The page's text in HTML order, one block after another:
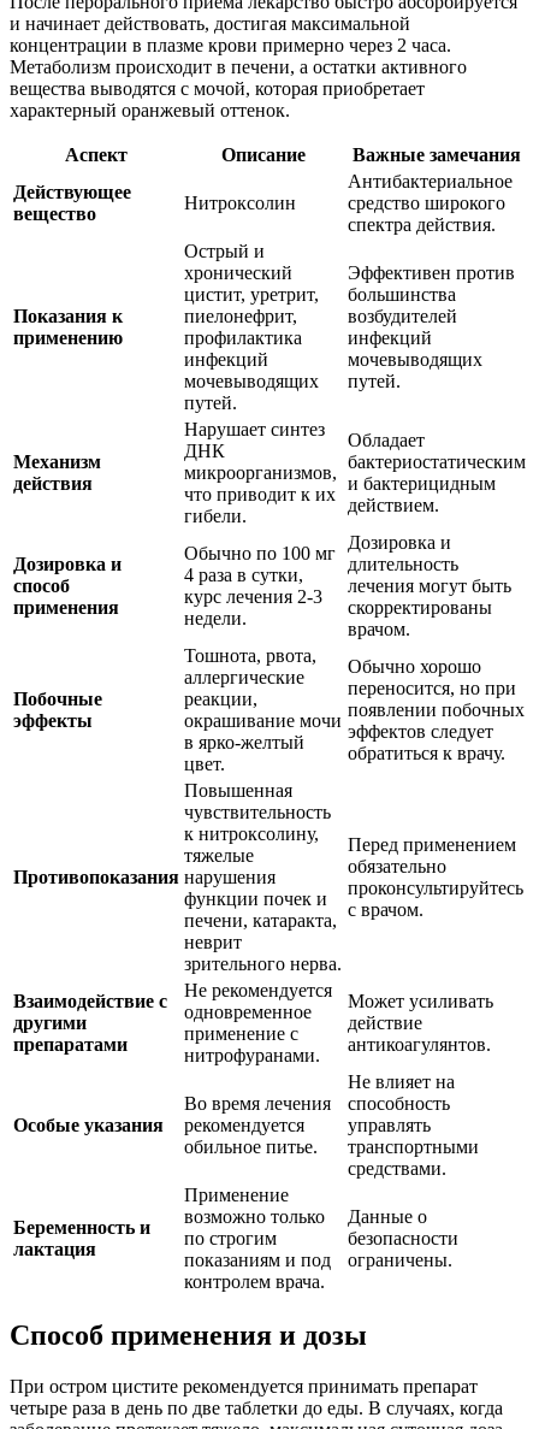
и начинает действовать, достигая максимальной
концентрации в плазме крови примерно через 2 часа.
Метаболизм происходит в печени, а остатки активного
вещества выводятся с мочой, которая приобретает
характерный оранжевый оттенок.
Аспект Описание
Важные замечания
Действующее
вещество
Нитроксолин
Антибактериальное
средство широкого
спектра действия.
Показания к
применению
Острый и
хронический
цистит, уретрит,
пиелонефрит,
профилактика
инфекций
мочевыводящих
путей.
Эффективен против
большинства
возбудителей
инфекций
мочевыводящих
путей.
Механизм
действия
Нарушает синтез
ДНК
микроорганизмов,
что приводит к их
гибели.
Обладает
бактериостатическим
и бактерицидным
действием.
Дозировка и
способ
применения
Обычно по 100 мг
4 раза в сутки,
курс лечения 2-3
недели.
Дозировка и
длительность
лечения могут быть
скорректированы
врачом.
Побочные
эффекты
Тошнота, рвота,
аллергические
реакции,
окрашивание мочи
в ярко-желтый
цвет.
Обычно хорошо
переносится, но при
появлении побочных
эффектов следует
обратиться к врачу.
Противопоказания
Повышенная
чувствительность
к нитроксолину,
тяжелые
нарушения
функции почек и
печени, катаракта,
неврит
зрительного нерва.
Перед применением
обязательно
проконсультируйтесь
с врачом.
Взаимодействие с
другими
препаратами
Не рекомендуется
одновременное
применение с
нитрофуранами.
Может усиливать
действие
антикоагулянтов.
Особые указания
Во время лечения
рекомендуется
обильное питье.
Не влияет на
способность
управлять
транспортными
средствами.
Беременность и
лактация
Применение
возможно только
по строгим
показаниям и под
контролем врача.
Данные о
безопасности
ограничены.
Способ применения и дозы
При остром цистите рекомендуется принимать препарат
четыре раза в день по две таблетки до еды. В случаях, когда